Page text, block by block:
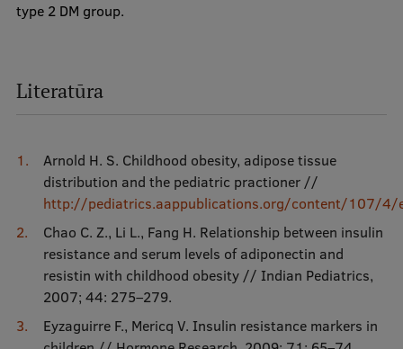
type 2 DM group.
Literatūra
Arnold H. S. Childhood obesity, adipose tissue
distribution and the pediatric practioner //
http://pediatrics.aappublications.org/content/107/
Chao C. Z., Li L., Fang H. Relationship between insulin
resistance and serum levels of adiponectin and
resistin with childhood obesity // Indian Pediatrics,
2007; 44: 275–279.
Eyzaguirre F., Mericq V. Insulin resistance markers in